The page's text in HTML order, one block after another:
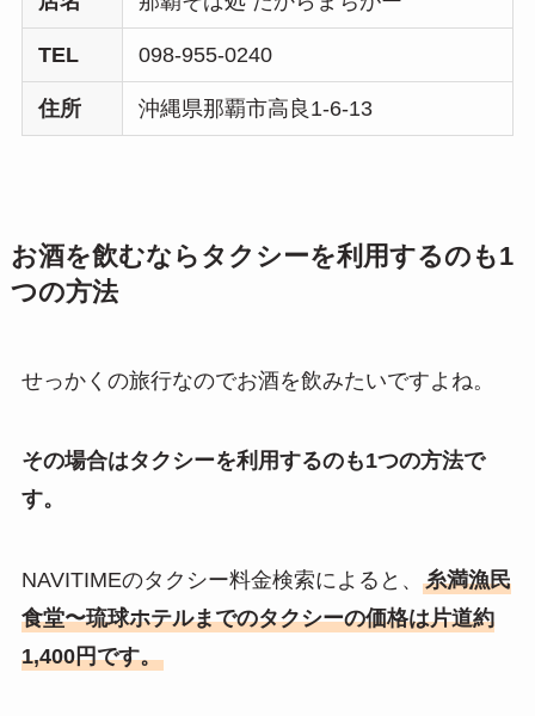
TEL 098-955-0240
住所 沖縄県那覇市高良1-6-13
お酒を飲むならタクシーを利用するのも1
つの方法
せっかくの旅行なのでお酒を飲みたいですよね。
その場合はタクシーを利用するのも1つの方法で
す。
NAVITIMEのタクシー料金検索によると、 糸満漁民
食堂〜琉球ホテルまでのタクシーの価格は片道約
1,400円です。